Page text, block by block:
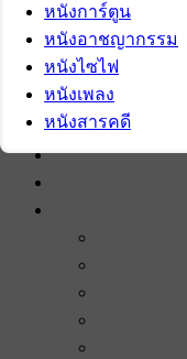
หนังการ์ตูน
หนังอาชญากรรม
หนังไซไฟ
หนังเพลง
หนังสารคดี